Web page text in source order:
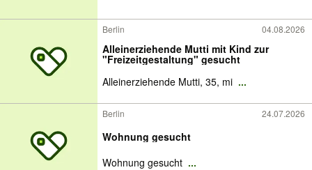
Berlin 04.08.2026
Alleinerziehende Mutti mit Kind zur
"Freizeitgestaltung" gesucht
Alleinerziehende Mutti, 35, mi ...
Berlin 24.07.2026
Wohnung gesucht
Wohnung gesucht ...